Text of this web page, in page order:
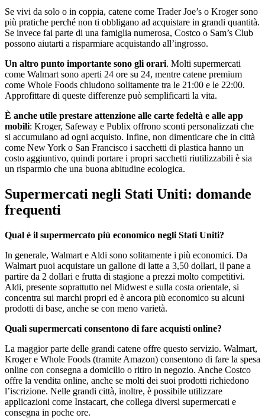
Se vivi da solo o in coppia, catene come Trader Joe’s o Kroger sono
più pratiche perché non ti obbligano ad acquistare in grandi quantità.
Se invece fai parte di una famiglia numerosa, Costco o Sam’s Club
possono aiutarti a risparmiare acquistando all’ingrosso.
Un altro punto importante sono gli orari. Molti supermercati
come Walmart sono aperti 24 ore su 24, mentre catene premium
come Whole Foods chiudono solitamente tra le 21:00 e le 22:00.
Approfittare di queste differenze può semplificarti la vita.
È anche utile prestare attenzione alle carte fedeltà e alle app
mobili: Kroger, Safeway e Publix offrono sconti personalizzati che
si accumulano ad ogni acquisto. Infine, non dimenticare che in città
come New York o San Francisco i sacchetti di plastica hanno un
costo aggiuntivo, quindi portare i propri sacchetti riutilizzabili è sia
un risparmio che una buona abitudine ecologica.
Supermercati negli Stati Uniti: domande
frequenti
Qual è il supermercato più economico negli Stati Uniti?
In generale, Walmart e Aldi sono solitamente i più economici. Da
Walmart puoi acquistare un gallone di latte a 3,50 dollari, il pane a
partire da 2 dollari e frutta di stagione a prezzi molto competitivi.
Aldi, presente soprattutto nel Midwest e sulla costa orientale, si
concentra sui marchi propri ed è ancora più economico su alcuni
prodotti di base, anche se con meno varietà.
Quali supermercati consentono di fare acquisti online?
La maggior parte delle grandi catene offre questo servizio. Walmart,
Kroger e Whole Foods (tramite Amazon) consentono di fare la spesa
online con consegna a domicilio o ritiro in negozio. Anche Costco
offre la vendita online, anche se molti dei suoi prodotti richiedono
l’iscrizione. Nelle grandi città, inoltre, è possibile utilizzare
applicazioni come Instacart, che collega diversi supermercati e
consegna in poche ore.